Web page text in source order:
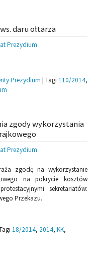
daru ołtarza
Prezydium
Prezydium | Tagi 110/2014,
zgody wykorzystania
Prezydium
zgodę na wykorzystanie
na pokrycie kosztów
sekretariatów:
Przekazu.
18/2014, 2014, KK,